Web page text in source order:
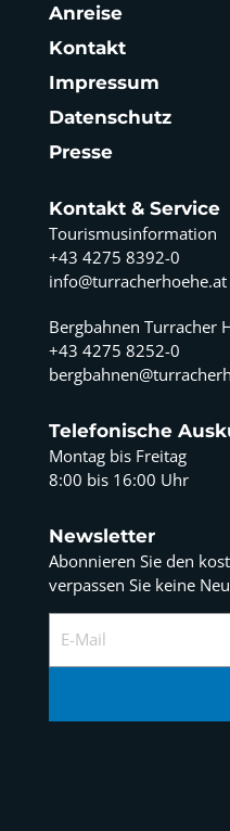
Anreise
Kontakt
Impressum
Datenschutz
Presse
Kontakt & Service
Tourismusinformation
+43 4275 8392-0
info@turracherhoehe.at
Bergbahnen Turracher
+43 4275 8252-0
Telefonische
Montag bis Freitag
8:00 bis 16:00 Uhr
Newsletter
Abonnieren Sie den
verpassen Sie keine
E-Mail